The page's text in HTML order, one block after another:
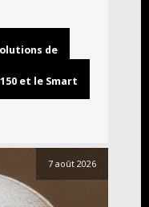
de
et le Smart
7 août 2026